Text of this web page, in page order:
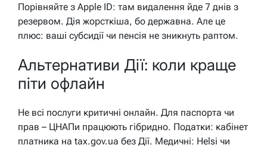
Порівняйте з Apple ID: там видалення йде 7 днів з
резервом. Дія жорсткіша, бо державна. Але це
плюс: ваші субсидії чи пенсія не зникнуть раптом.
Альтернативи Дії: коли краще
піти офлайн
Не всі послуги критичні онлайн. Для паспорта чи
прав – ЦНАПи працюють гібридно. Податки: кабінет
платника на tax.gov.ua без Дії. Медичні: Helsi чи